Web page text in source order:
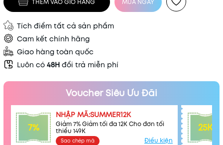
THÊM VÀO GIỎ HÀNG MUA NGAY
Tích điểm tất cả sản phẩm
Cam kết chính hãng
Giao hàng toàn quốc
Luôn có 48H đổi trả miễn phí
Voucher Siêu Ưu Đãi
7%
NHẬP MÃ:SUMMER12K
Giảm 7% Giảm tối đa 12K Cho đơn tối
thiểu 149K
Sao chép mã Điều kiện
25K